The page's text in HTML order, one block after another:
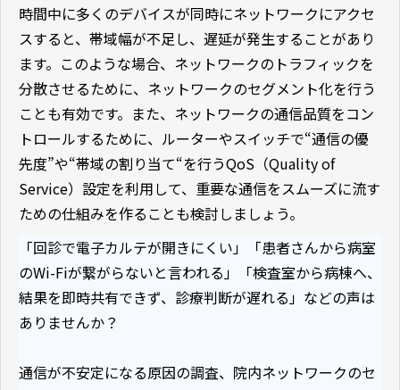
時間中に多くのデバイスが同時にネットワークにアクセ
スすると、帯域幅が不足し、遅延が発生することがあり
ます。このような場合、ネットワークのトラフィックを
分散させるために、ネットワークのセグメント化を行う
ことも有効です。また、ネットワークの通信品質をコン
トロールするために、ルーターやスイッチで“通信の優
先度”や“帯域の割り当て“を行うQoS（Quality of
Service）設定を利用して、重要な通信をスムーズに流す
ための仕組みを作ることも検討しましょう。
「回診で電子カルテが開きにくい」「患者さんから病室
のWi-Fiが繋がらないと言われる」「検査室から病棟へ、
結果を即時共有できず、診療判断が遅れる」などの声は
ありませんか？
通信が不安定になる原因の調査、院内ネットワークのセ